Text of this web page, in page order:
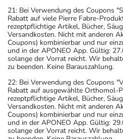
21: Bei Verwendung des Coupons
Rabatt auf viele Pierre Fabre-
rezeptpflichtige Artikel, Bücher,
Versandkosten. Nicht mit anderen
Coupons) kombinierbar und nur
und in der APONEO App. Gültig:
solange der Vorrat reicht. Wir
zu beenden. Keine Barauszahlung.
22: Bei Verwendung des Coupons
Rabatt auf ausgewählte Orthomol-
rezeptpflichtige Artikel, Bücher,
Versandkosten. Nicht mit anderen
Coupons) kombinierbar und nur
und in der APONEO App. Gültig:
solange der Vorrat reicht. Wir